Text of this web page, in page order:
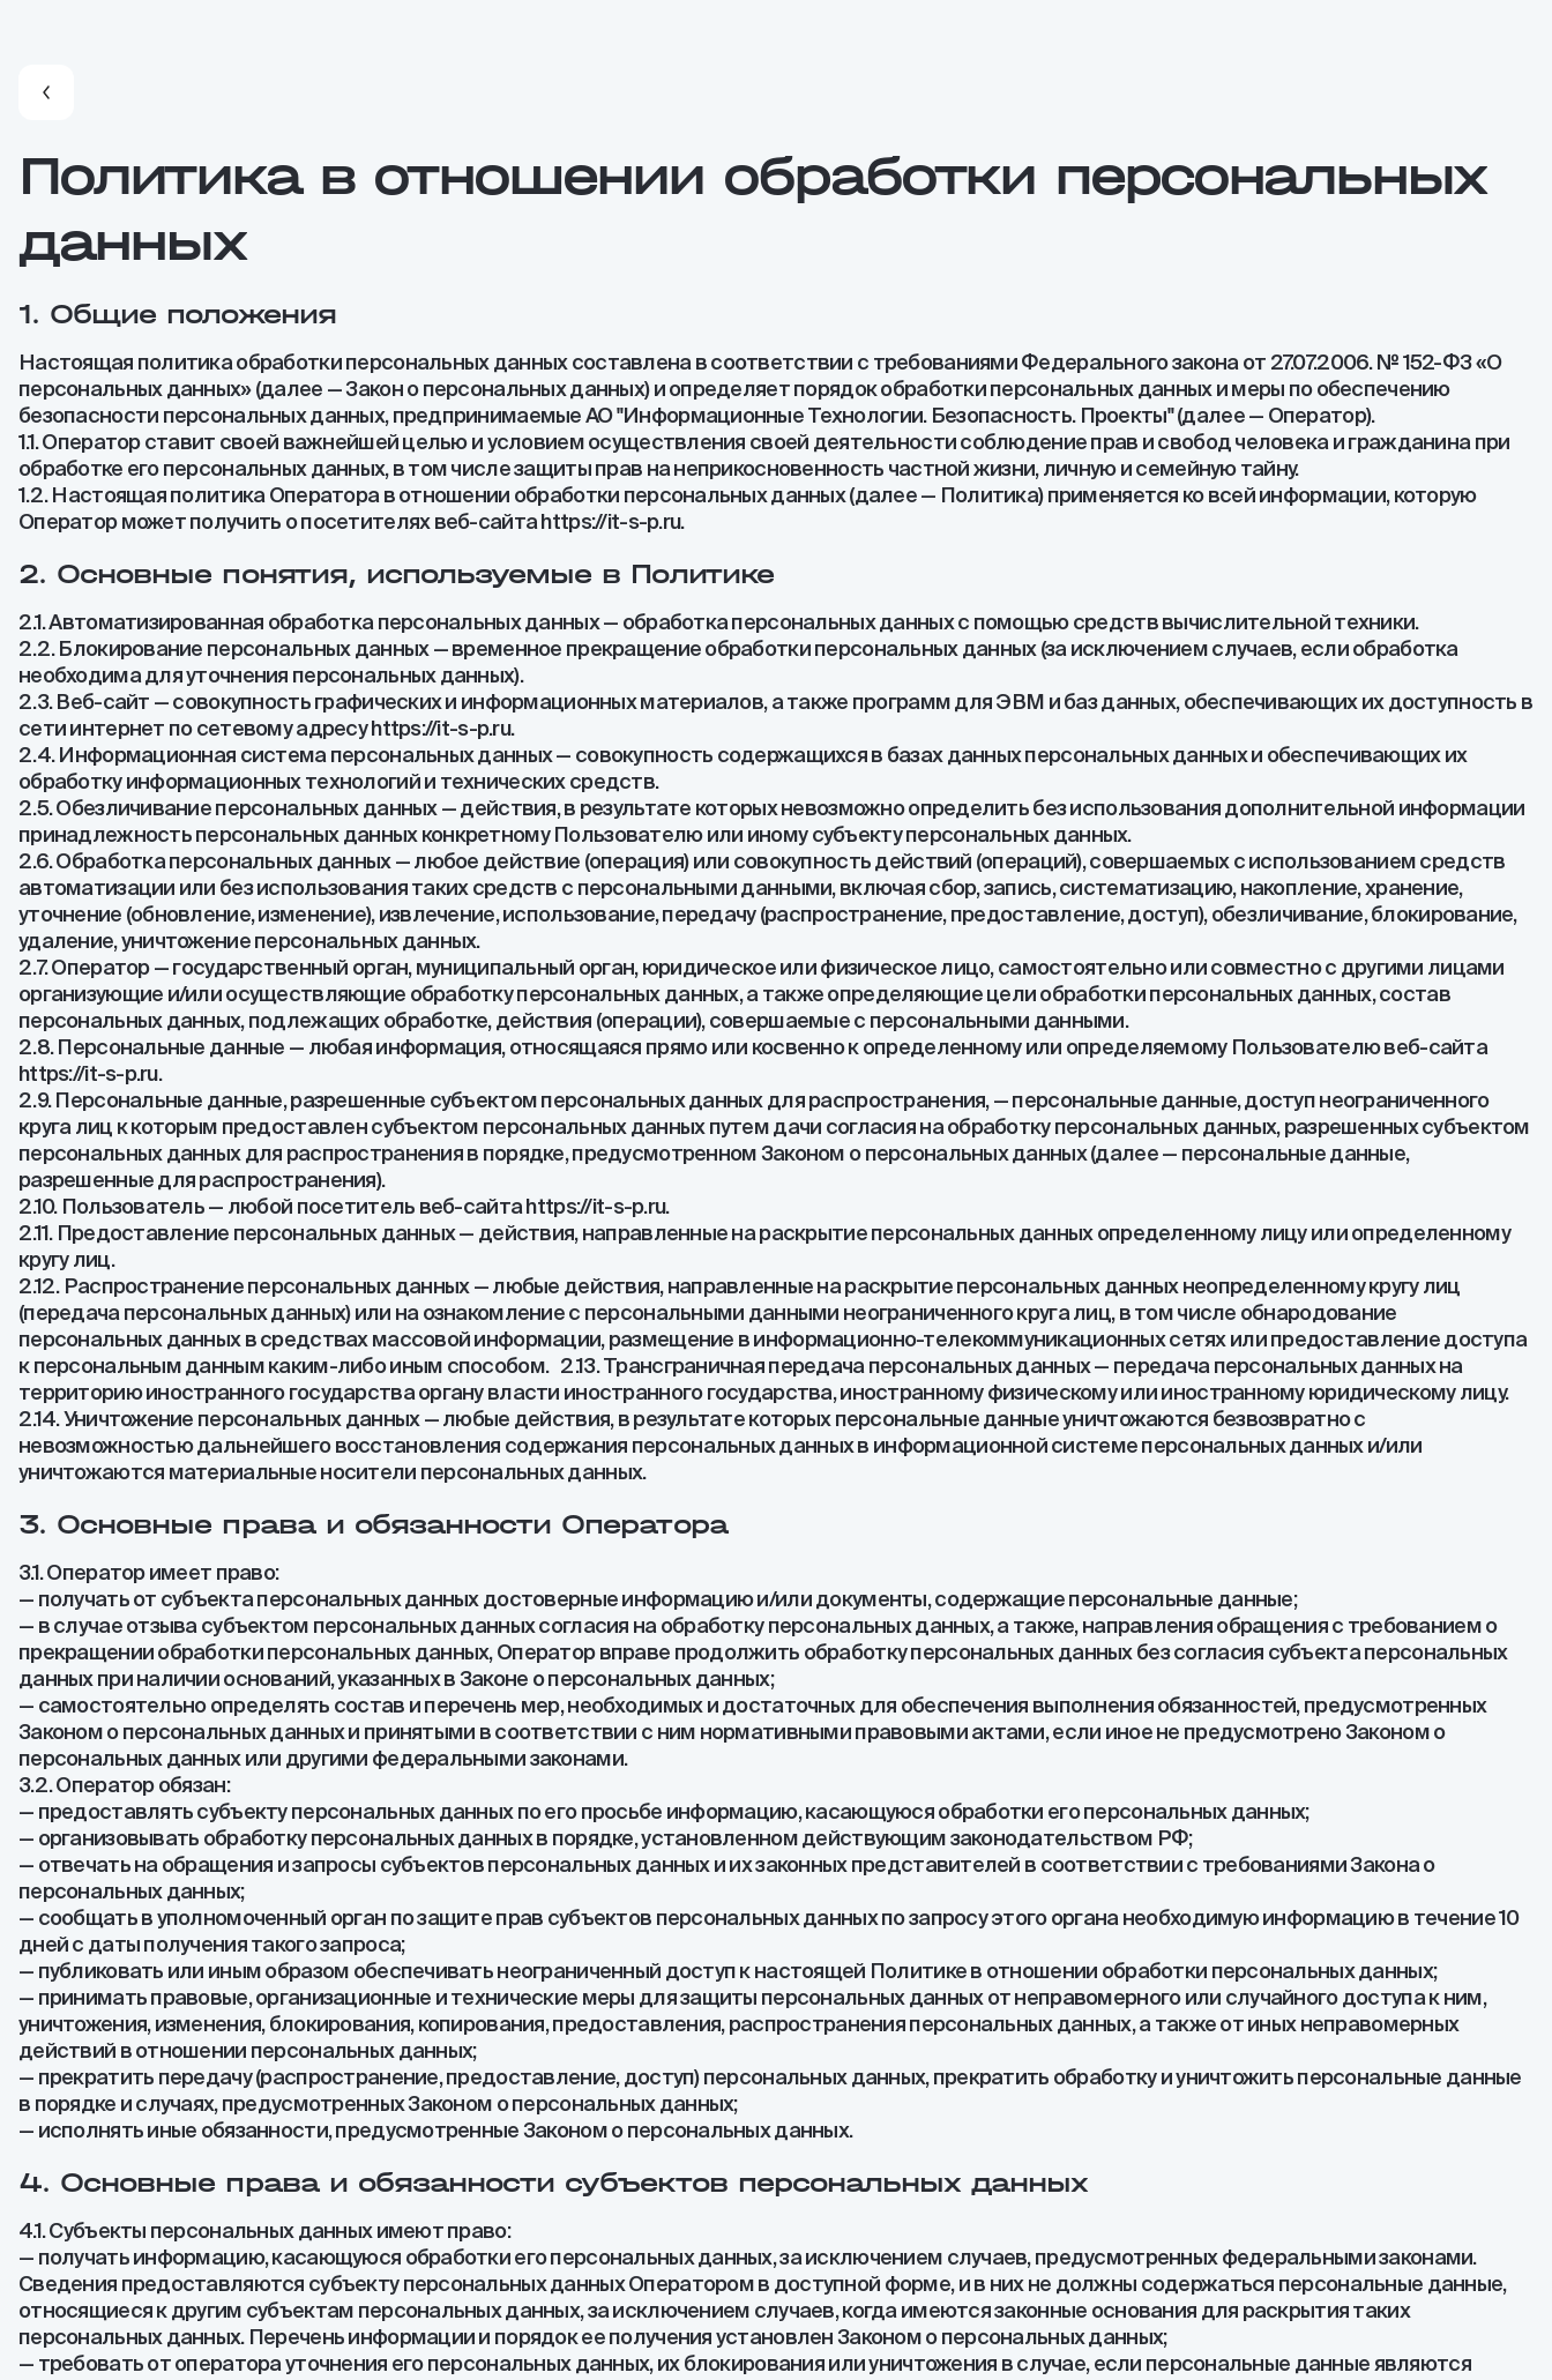
Политика в отношении обработки персональных
данных
1. Общие положения
Настоящая политика обработки персональных данных составлена в соответствии с требованиями Федерального закона от 27.07.2006. № 152-ФЗ «О
персональных данных» (далее — Закон о персональных данных) и определяет порядок обработки персональных данных и меры по обеспечению
безопасности персональных данных, предпринимаемые АО "Информационные Технологии. Безопасность. Проекты" (далее — Оператор).
1.1. Оператор ставит своей важнейшей целью и условием осуществления своей деятельности соблюдение прав и свобод человека и гражданина при
обработке его персональных данных, в том числе защиты прав на неприкосновенность частной жизни, личную и семейную тайну.
1.2. Настоящая политика Оператора в отношении обработки персональных данных (далее — Политика) применяется ко всей информации, которую
Оператор может получить о посетителях веб-сайта https://it-s-p.ru.
2. Основные понятия, используемые в Политике
2.1. Автоматизированная обработка персональных данных — обработка персональных данных с помощью средств вычислительной техники.
2.2. Блокирование персональных данных — временное прекращение обработки персональных данных (за исключением случаев, если обработка
необходима для уточнения персональных данных).
2.3. Веб-сайт — совокупность графических и информационных материалов, а также программ для ЭВМ и баз данных, обеспечивающих их доступность в
сети интернет по сетевому адресу https://it-s-p.ru.
2.4. Информационная система персональных данных — совокупность содержащихся в базах данных персональных данных и обеспечивающих их
обработку информационных технологий и технических средств.
2.5. Обезличивание персональных данных — действия, в результате которых невозможно определить без использования дополнительной информации
принадлежность персональных данных конкретному Пользователю или иному субъекту персональных данных.
2.6. Обработка персональных данных — любое действие (операция) или совокупность действий (операций), совершаемых с использованием средств
автоматизации или без использования таких средств с персональными данными, включая сбор, запись, систематизацию, накопление, хранение,
уточнение (обновление, изменение), извлечение, использование, передачу (распространение, предоставление, доступ), обезличивание, блокирование,
удаление, уничтожение персональных данных.
2.7. Оператор — государственный орган, муниципальный орган, юридическое или физическое лицо, самостоятельно или совместно с другими лицами
организующие и/или осуществляющие обработку персональных данных, а также определяющие цели обработки персональных данных, состав
персональных данных, подлежащих обработке, действия (операции), совершаемые с персональными данными.
2.8. Персональные данные — любая информация, относящаяся прямо или косвенно к определенному или определяемому Пользователю веб-сайта
https://it-s-p.ru.
2.9. Персональные данные, разрешенные субъектом персональных данных для распространения, — персональные данные, доступ неограниченного
круга лиц к которым предоставлен субъектом персональных данных путем дачи согласия на обработку персональных данных, разрешенных субъектом
персональных данных для распространения в порядке, предусмотренном Законом о персональных данных (далее — персональные данные,
разрешенные для распространения).
2.10. Пользователь — любой посетитель веб-сайта https://it-s-p.ru.
2.11. Предоставление персональных данных — действия, направленные на раскрытие персональных данных определенному лицу или определенному
кругу лиц.
2.12. Распространение персональных данных — любые действия, направленные на раскрытие персональных данных неопределенному кругу лиц
(передача персональных данных) или на ознакомление с персональными данными неограниченного круга лиц, в том числе обнародование
персональных данных в средствах массовой информации, размещение в информационно-телекоммуникационных сетях или предоставление доступа
к персональным данным каким-либо иным способом. 2.13. Трансграничная передача персональных данных — передача персональных данных на
территорию иностранного государства органу власти иностранного государства, иностранному физическому или иностранному юридическому лицу.
2.14. Уничтожение персональных данных — любые действия, в результате которых персональные данные уничтожаются безвозвратно с
невозможностью дальнейшего восстановления содержания персональных данных в информационной системе персональных данных и/или
уничтожаются материальные носители персональных данных.
3. Основные права и обязанности Оператора
3.1. Оператор имеет право:
— получать от субъекта персональных данных достоверные информацию и/или документы, содержащие персональные данные;
— в случае отзыва субъектом персональных данных согласия на обработку персональных данных, а также, направления обращения с требованием о
прекращении обработки персональных данных, Оператор вправе продолжить обработку персональных данных без согласия субъекта персональных
данных при наличии оснований, указанных в Законе о персональных данных;
— самостоятельно определять состав и перечень мер, необходимых и достаточных для обеспечения выполнения обязанностей, предусмотренных
Законом о персональных данных и принятыми в соответствии с ним нормативными правовыми актами, если иное не предусмотрено Законом о
персональных данных или другими федеральными законами.
3.2. Оператор обязан:
— предоставлять субъекту персональных данных по его просьбе информацию, касающуюся обработки его персональных данных;
— организовывать обработку персональных данных в порядке, установленном действующим законодательством РФ;
— отвечать на обращения и запросы субъектов персональных данных и их законных представителей в соответствии с требованиями Закона о
персональных данных;
— сообщать в уполномоченный орган по защите прав субъектов персональных данных по запросу этого органа необходимую информацию в течение 10
дней с даты получения такого запроса;
— публиковать или иным образом обеспечивать неограниченный доступ к настоящей Политике в отношении обработки персональных данных;
— принимать правовые, организационные и технические меры для защиты персональных данных от неправомерного или случайного доступа к ним,
уничтожения, изменения, блокирования, копирования, предоставления, распространения персональных данных, а также от иных неправомерных
действий в отношении персональных данных;
— прекратить передачу (распространение, предоставление, доступ) персональных данных, прекратить обработку и уничтожить персональные данные
в порядке и случаях, предусмотренных Законом о персональных данных;
— исполнять иные обязанности, предусмотренные Законом о персональных данных.
4. Основные права и обязанности субъектов персональных данных
4.1. Субъекты персональных данных имеют право:
— получать информацию, касающуюся обработки его персональных данных, за исключением случаев, предусмотренных федеральными законами.
Сведения предоставляются субъекту персональных данных Оператором в доступной форме, и в них не должны содержаться персональные данные,
относящиеся к другим субъектам персональных данных, за исключением случаев, когда имеются законные основания для раскрытия таких
персональных данных. Перечень информации и порядок ее получения установлен Законом о персональных данных;
— требовать от оператора уточнения его персональных данных, их блокирования или уничтожения в случае, если персональные данные являются